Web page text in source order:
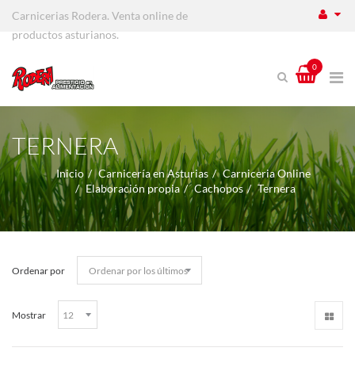
Carnicerias Rodera. Venta online de
productos asturianos.
0
TERNERA
Inicio Carnicería en Asturias
Carniceria Online
Elaboración propia
Cachopos Ternera
Ordenar por
Mostrar